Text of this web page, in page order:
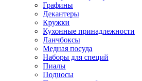
Графины
Декантеры
Кружки
Кухонные принадлежности
Ланчбоксы
Медная посуда
Наборы для специй
Пиалы
Подносы